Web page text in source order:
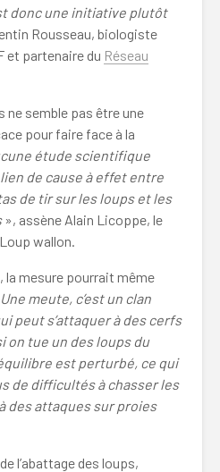
donc une initiative plutôt
Rousseau, biologiste
et partenaire du Réseau
ne semble pas être une
pour faire face à la
étude scientifique
de cause à effet entre
de tir sur les loups et les
», assène Alain Licoppe, le
wallon.
la mesure pourrait même
Une meute, c’est un clan
peut s’attaquer à des cerfs
on tue un des loups du
est perturbé, ce qui
de difficultés à chasser les
des attaques sur proies
l’abattage des loups,